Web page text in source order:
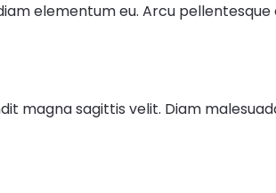
elementum eu. Arcu
magna sagittis velit. Diam